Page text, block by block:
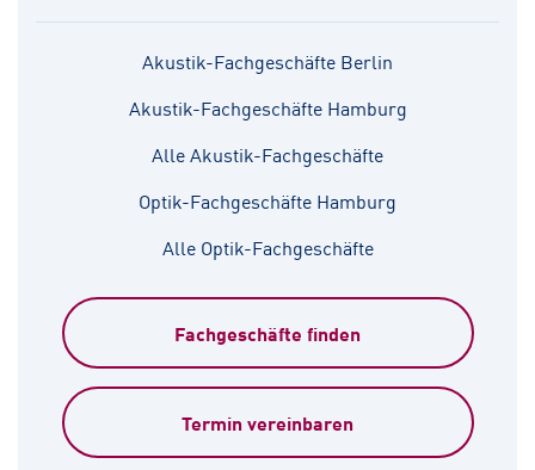
Akustik-Fachgeschäfte Berlin
Akustik-Fachgeschäfte Hamburg
Alle Akustik-Fachgeschäfte
Optik-Fachgeschäfte Hamburg
Alle Optik-Fachgeschäfte
Fachgeschäfte finden
Termin vereinbaren